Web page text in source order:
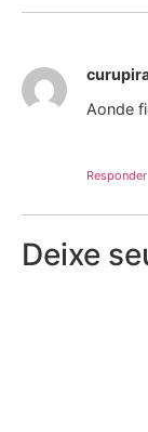
Aonde
Responder
Deixe